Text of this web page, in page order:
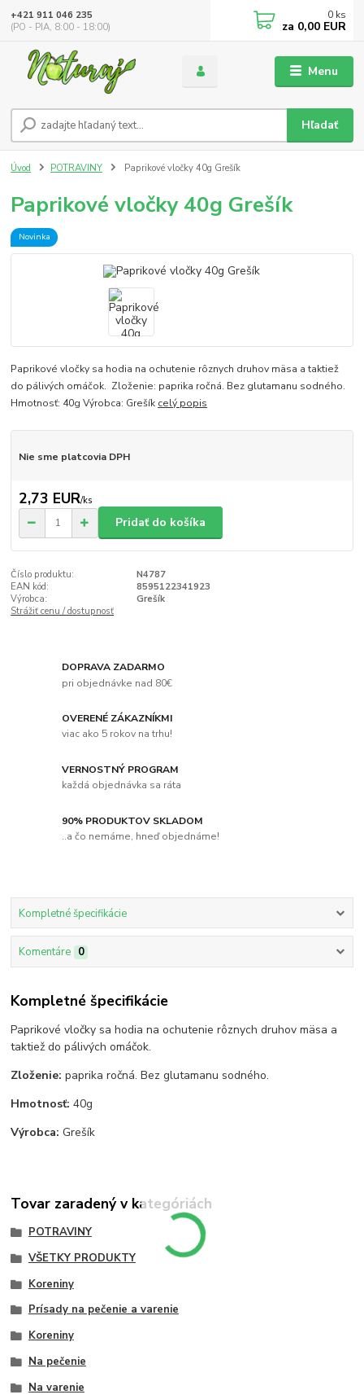
Menu
Hľadať
+421 911 046 235
(PO - PIA, 8:00 - 18:00)
0 ks
za 0,00 EUR
Úvod POTRAVINY Paprikové vločky 40g Grešík
Paprikové vločky 40g Grešík
Novinka
Paprikové vločky sa hodia na ochutenie rôznych druhov mäsa a taktiež
do pálivých omáčok. Zloženie: paprika ročná. Bez glutamanu sodného.
Hmotnosť: 40g Výrobca: Grešík celý popis
Nie sme platcovia DPH
2,73 EUR/ks
Pridať do košíka
Číslo produktu:
N4787
EAN kód:
8595122341923
Výrobca:
Grešík
Strážiť cenu / dostupnosť
DOPRAVA ZADARMO
pri objednávke nad 80€
OVERENÉ ZÁKAZNÍKMI
viac ako 5 rokov na trhu!
VERNOSTNÝ PROGRAM
každá objednávka sa ráta
90% PRODUKTOV SKLADOM
..a čo nemáme, hneď objednáme!
Kompletné špecifikácie
Komentáre 0
Kompletné špecifikácie
Paprikové vločky sa hodia na ochutenie rôznych druhov mäsa a
taktiež do pálivých omáčok.
Zloženie: paprika ročná. Bez glutamanu sodného.
Hmotnosť: 40g
Výrobca: Grešík
Tovar zaradený v kategóriách
POTRAVINY
VŠETKY PRODUKTY
Koreniny
Prísady na pečenie a varenie
Koreniny
Na pečenie
Na varenie